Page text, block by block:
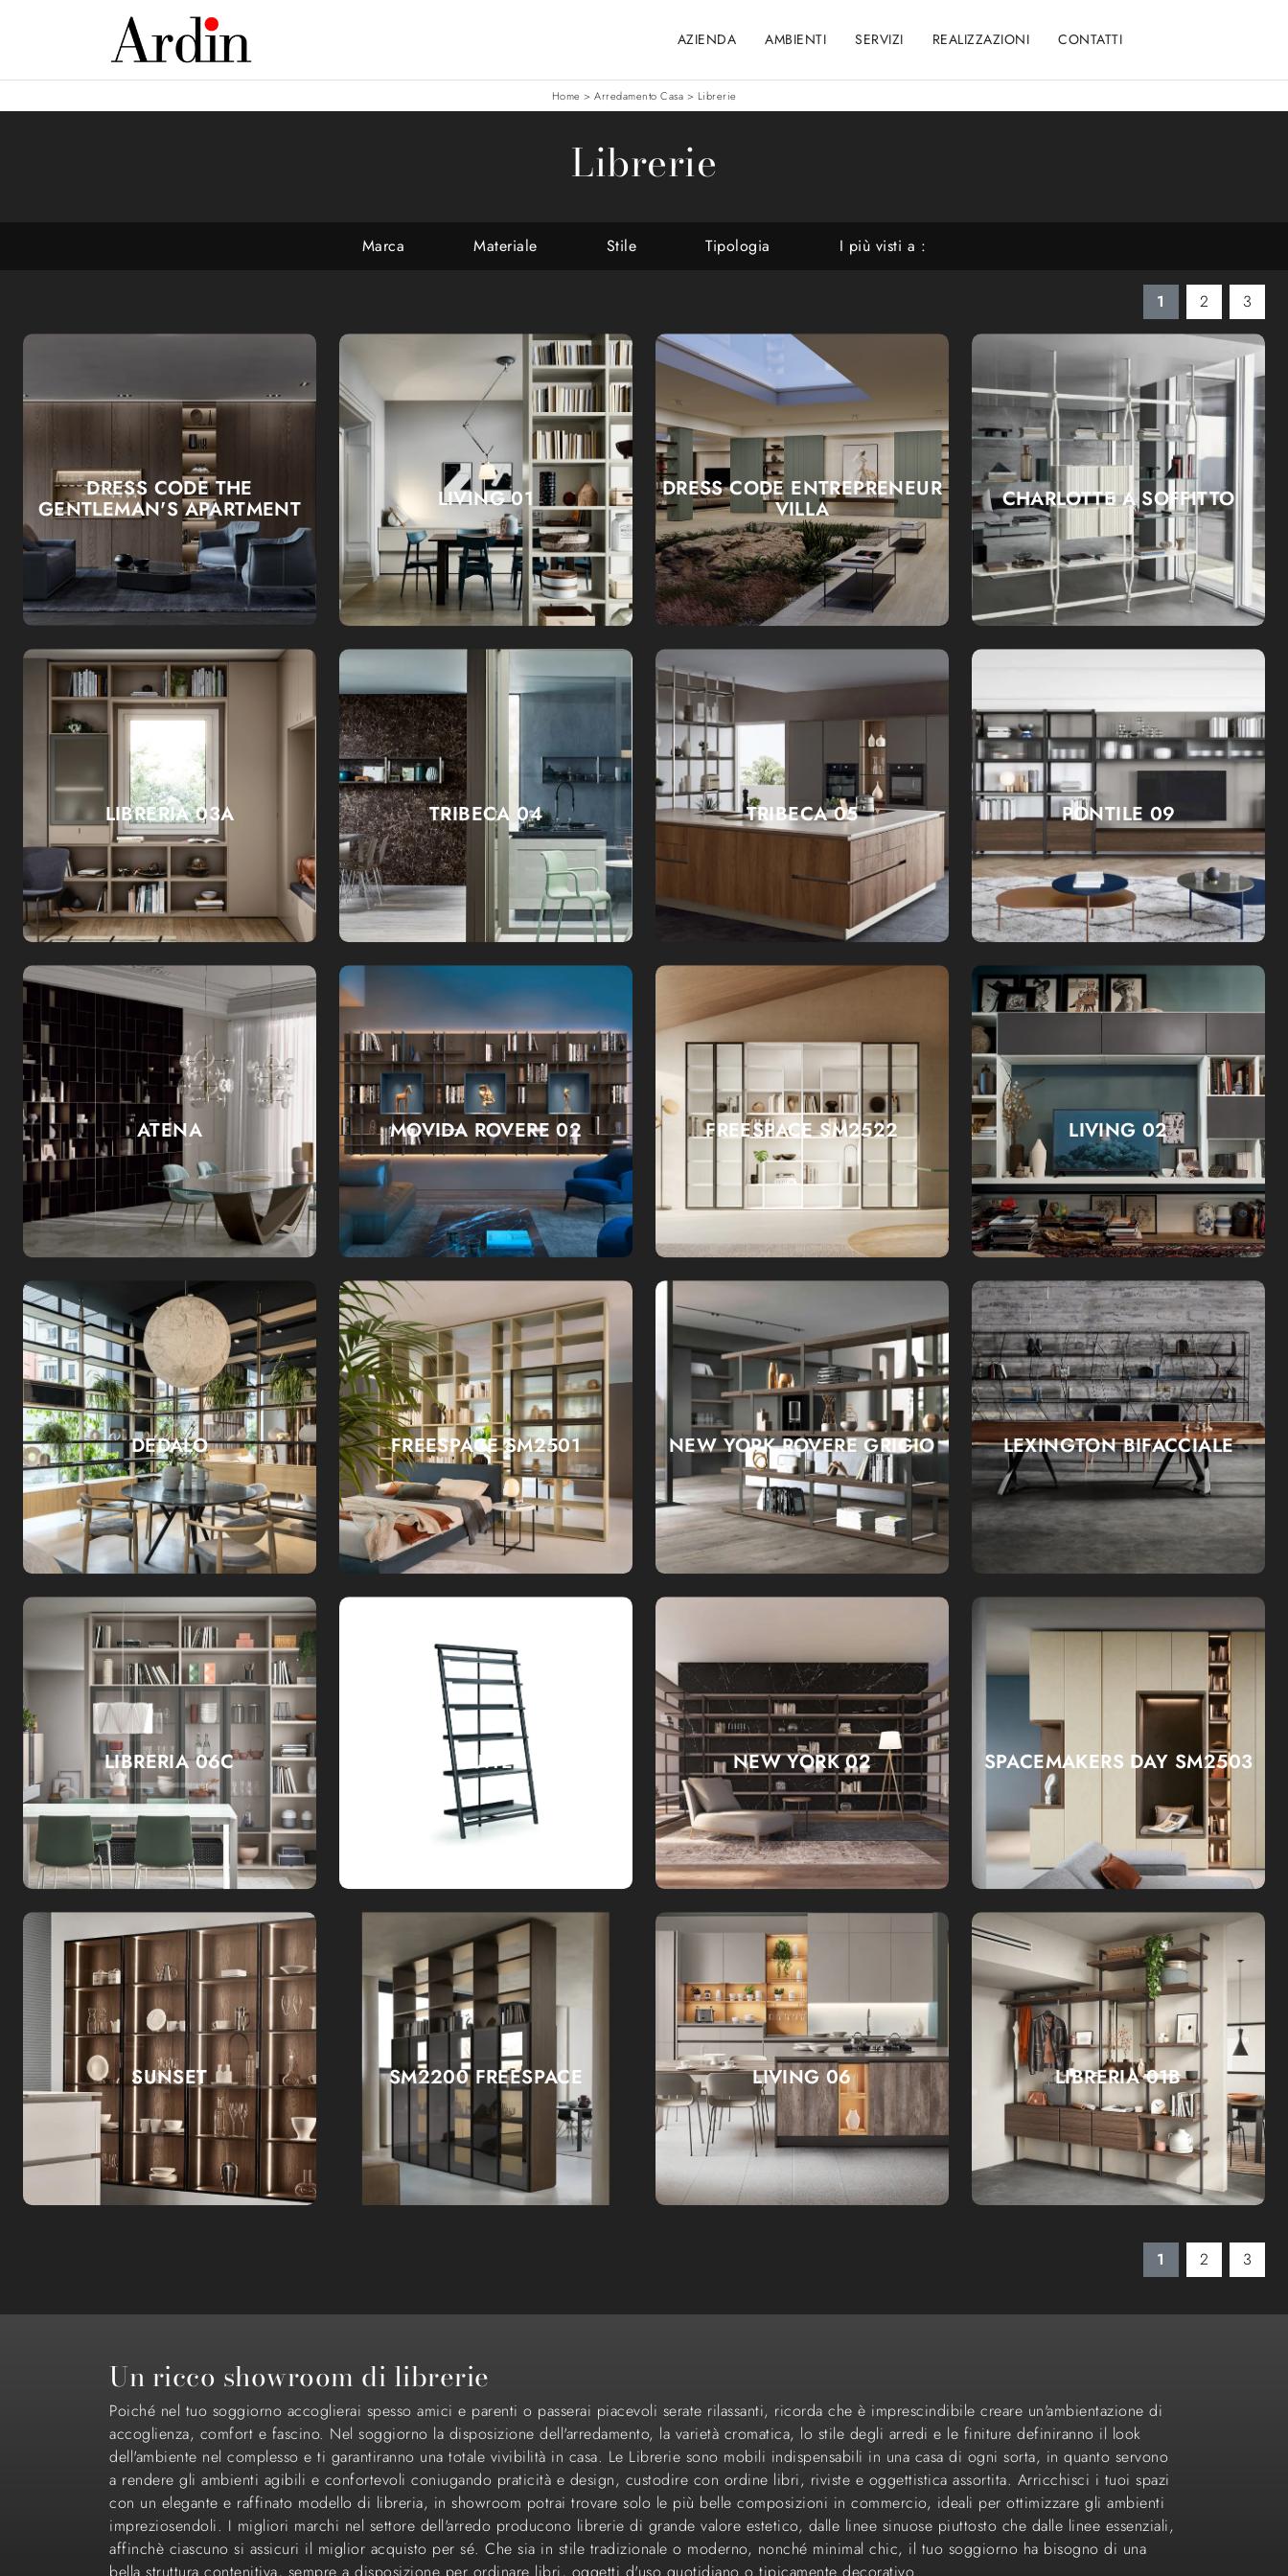
AZIENDA AMBIENTI SERVIZI REALIZZAZIONI CONTATTI
Home > Arredamento Casa > Librerie
Librerie
Marca Materiale Stile Tipologia I più visti a :
1 2 3
DRESS CODE THE
GENTLEMAN'S APARTMENT LIVING 01 DRESS CODE ENTREPRENEUR
VILLA CHARLOTTE A SOFFITTO
LIBRERIA 03A TRIBECA 04 TRIBECA 05 PONTILE 09
ATENA MOVIDA ROVERE 02 FREESPACE SM2522 LIVING 02
DEDALO FREESPACE SM2501 NEW YORK ROVERE GRIGIO LEXINGTON BIFACCIALE
LIBRERIA 06C SUITE NEW YORK 02 SPACEMAKERS DAY SM2503
SUNSET SM2200 FREESPACE LIVING 06 LIBRERIA 01B
1 2 3
Un ricco showroom di librerie
Poiché nel tuo soggiorno accoglierai spesso amici e parenti o passerai piacevoli serate rilassanti, ricorda che è imprescindibile creare un'ambientazione di
accoglienza, comfort e fascino. Nel soggiorno la disposizione dell'arredamento, la varietà cromatica, lo stile degli arredi e le finiture definiranno il look
dell'ambiente nel complesso e ti garantiranno una totale vivibilità in casa. Le Librerie sono mobili indispensabili in una casa di ogni sorta, in quanto servono
a rendere gli ambienti agibili e confortevoli coniugando praticità e design, custodire con ordine libri, riviste e oggettistica assortita. Arricchisci i tuoi spazi
con un elegante e raffinato modello di libreria, in showroom potrai trovare solo le più belle composizioni in commercio, ideali per ottimizzare gli ambienti
impreziosendoli. I migliori marchi nel settore dell'arredo producono librerie di grande valore estetico, dalle linee sinuose piuttosto che dalle linee essenziali,
affinchè ciascuno si assicuri il miglior acquisto per sé. Che sia in stile tradizionale o moderno, nonché minimal chic, il tuo soggiorno ha bisogno di una